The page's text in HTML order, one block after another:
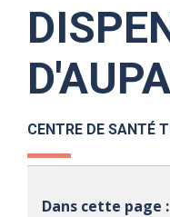
CENTRE DE SANTÉ
Dans cette page :